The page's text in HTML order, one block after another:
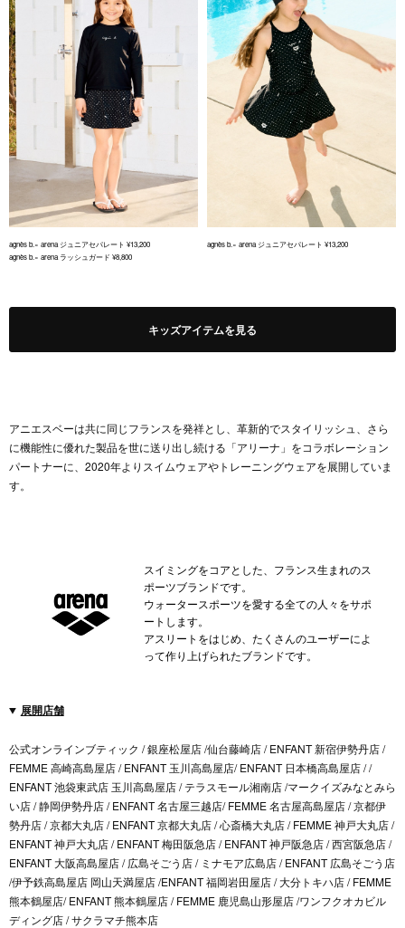
agnès b.× arena ジュニアセパレート ¥13,200
agnès b.× arena ラッシュガード ¥8,800
agnès b.× arena ジュニアセパレート ¥13,200
キッズアイテムを見る
アニエスベーは共に同じフランスを発祥とし、革新的でスタイリッシュ、さら
に機能性に優れた製品を世に送り出し続ける「アリーナ」をコラボレーション
パートナーに、2020年よりスイムウェアやトレーニングウェアを展開していま
す。
スイミングをコアとした、フランス生まれのス
ポーツブランドです。
ウォータースポーツを愛する全ての人々をサポ
ートします。
アスリートをはじめ、たくさんのユーザーによ
って作り上げられたブランドです。
展開店舗
公式オンラインブティック / 銀座松屋店 /仙台藤崎店 / ENFANT 新宿伊勢丹店 /
FEMME 高崎高島屋店 / ENFANT 玉川高島屋店/ ENFANT 日本橋高島屋店 / /
ENFANT 池袋東武店 玉川高島屋店 / テラスモール湘南店 /マークイズみなとみら
い店 / 静岡伊勢丹店 / ENFANT 名古屋三越店/ FEMME 名古屋高島屋店 / 京都伊
勢丹店 / 京都大丸店 / ENFANT 京都大丸店 / 心斎橋大丸店 / FEMME 神戸大丸店 /
ENFANT 神戸大丸店 / ENFANT 梅田阪急店 / ENFANT 神戸阪急店 / 西宮阪急店 /
ENFANT 大阪高島屋店 / 広島そごう店 / ミナモア広島店 / ENFANT 広島そごう店
/伊予鉄高島屋店 岡山天満屋店 /ENFANT 福岡岩田屋店 / 大分トキハ店 / FEMME
熊本鶴屋店/ ENFANT 熊本鶴屋店 / FEMME 鹿児島山形屋店 /ワンフクオカビル
ディング店 / サクラマチ熊本店